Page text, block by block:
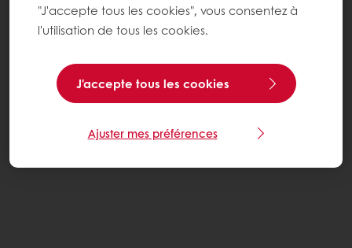
"J'accepte tous les cookies", vous consentez à
l'utilisation de tous les cookies.
J'accepte tous les cookies
Ajuster mes préférences